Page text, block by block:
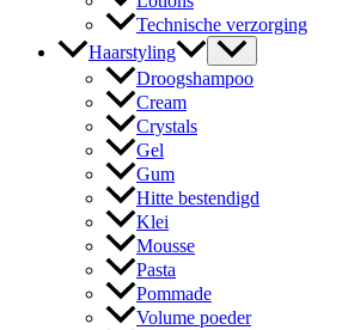
Technische verzorging
Haarstyling
Droogshampoo
Cream
Crystals
Gel
Gum
Hitte bestendigd
Klei
Mousse
Pasta
Pommade
Volume poeder